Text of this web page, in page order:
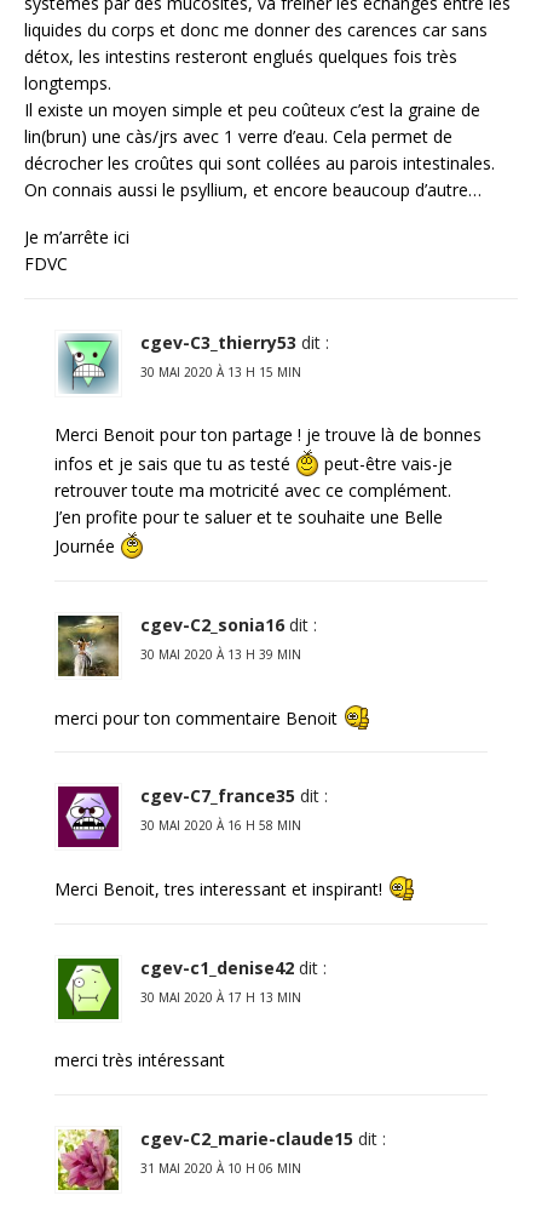
liquides du corps et donc me donner des carences car sans
détox, les intestins resteront englués quelques fois très
longtemps.
Il existe un moyen simple et peu coûteux c’est la graine de
lin(brun) une càs/jrs avec 1 verre d’eau. Cela permet de
décrocher les croûtes qui sont collées au parois intestinales.
On connais aussi le psyllium, et encore beaucoup d’autre…
Je m’arrête ici
FDVC
cgev-C3_thierry53 dit :
30 MAI 2020 À 13 H 15 MIN
Merci Benoit pour ton partage ! je trouve là de bonnes
infos et je sais que tu as testé
peut-être vais-je
retrouver toute ma motricité avec ce complément.
J’en profite pour te saluer et te souhaite une Belle
Journée
cgev-C2_sonia16 dit :
30 MAI 2020 À 13 H 39 MIN
merci pour ton commentaire Benoit
cgev-C7_france35 dit :
30 MAI 2020 À 16 H 58 MIN
Merci Benoit, tres interessant et inspirant!
cgev-c1_denise42 dit :
30 MAI 2020 À 17 H 13 MIN
merci très intéressant
cgev-C2_marie-claude15 dit :
31 MAI 2020 À 10 H 06 MIN